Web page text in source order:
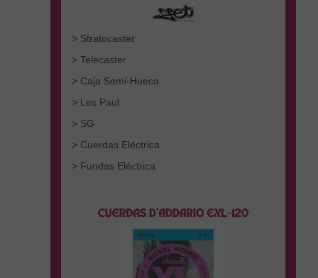
> Stratocaster
> Telecaster
> Caja Semi-Hueca
> Les Paul
> SG
> Cuerdas Eléctrica
> Fundas Eléctrica